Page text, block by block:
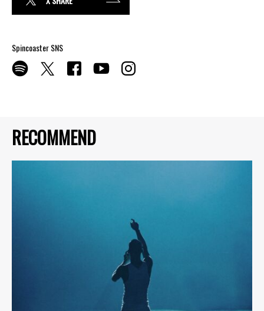
RECOMMEND
Spincoaster SNS